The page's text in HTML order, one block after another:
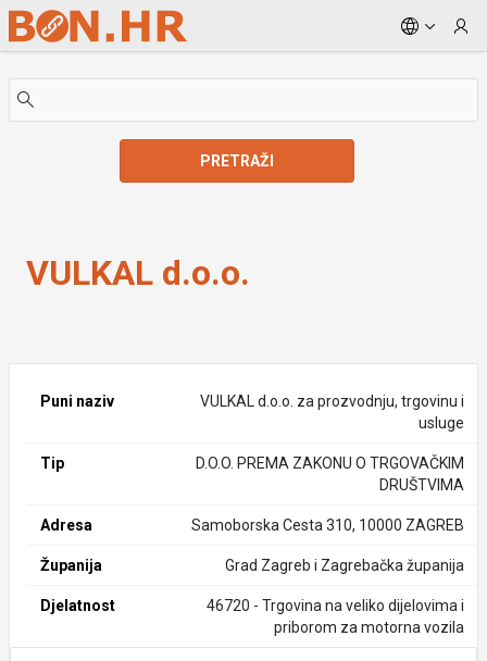
Skip to Main Content
PRETRAŽI
VULKAL d.o.o.
Puni naziv
VULKAL d.o.o. za prozvodnju, trgovinu i
usluge
Tip
D.O.O. PREMA ZAKONU O TRGOVAČKIM
DRUŠTVIMA
Adresa Samoborska Cesta 310, 10000 ZAGREB
Županija Grad Zagreb i Zagrebačka županija
Djelatnost
46720 - Trgovina na veliko dijelovima i
priborom za motorna vozila